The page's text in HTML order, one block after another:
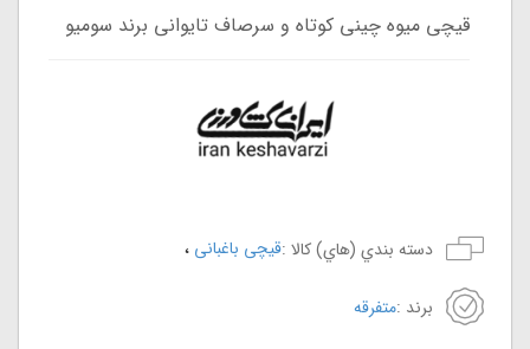
قیچی میوه چینی کوتاه و سرصاف تایوانی برند سومیو
دسته بندي (هاي) کالا :قیچی باغبانی ،
برند :متفرقه